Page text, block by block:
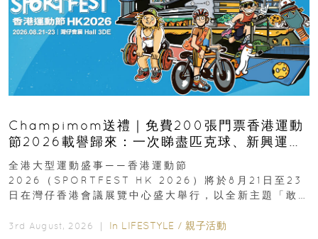
Champimom送禮｜免費200張門票香港運動
節2026載譽歸來：一次睇盡匹克球、新興運
動、街舞比賽＋逾百運動品牌展覽
全港大型運動盛事——香港運動節
2026（SPORTFEST HK 2026）將於8月21日至23
日在灣仔香港會議展覽中心盛大舉行，以全新主題「敢
3rd August, 2026 ｜ In LIFESTYLE / 親子活動